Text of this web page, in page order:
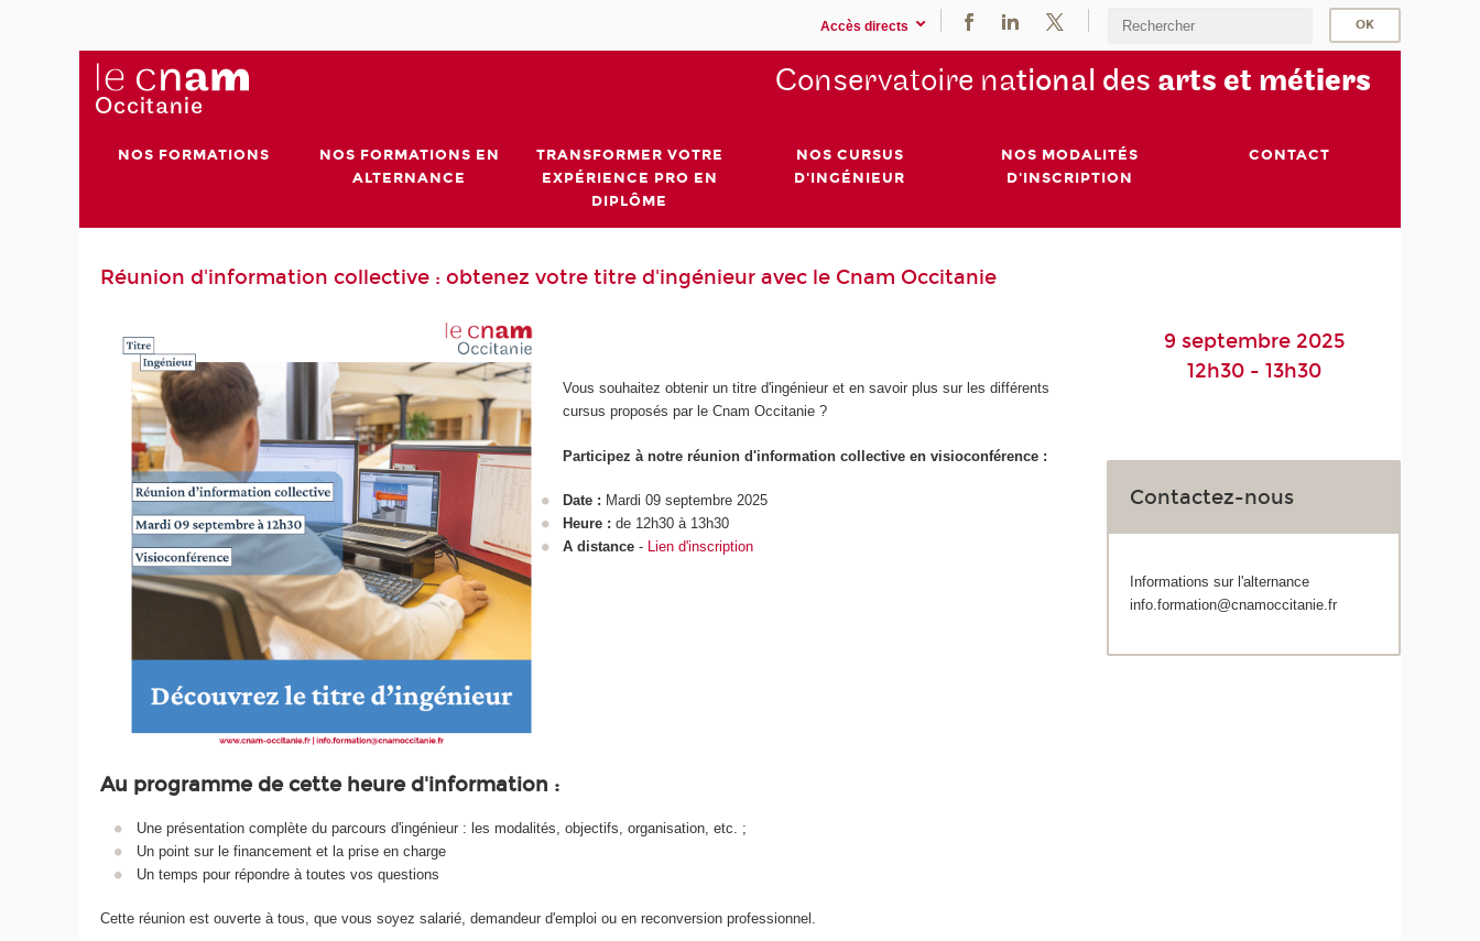
Accès directs
Conservatoire national des arts et métiers
NOS FORMATIONS
NOS FORMATIONS EN
ALTERNANCE
TRANSFORMER VOTRE
EXPÉRIENCE PRO EN
DIPLÔME
NOS CURSUS
D'INGÉNIEUR
NOS MODALITÉS
D'INSCRIPTION
CONTACT
Réunion d'information collective : obtenez votre titre d'ingénieur avec le Cnam Occitanie
Vous souhaitez obtenir un titre d'ingénieur et en savoir plus sur les différents
cursus proposés par le Cnam Occitanie ?
Participez à notre réunion d'information collective en visioconférence :
Date : Mardi 09 septembre 2025
Heure : de 12h30 à 13h30
A distance- Lien d'inscription
Au programme de cette heure d'information :
Une présentation complète du parcours d'ingénieur : les modalités, objectifs, organisation, etc. ;
Un point sur le financement et la prise en charge
Un temps pour répondre à toutes vos questions
Cette réunion est ouverte à tous, que vous soyez salarié, demandeur d'emploi ou en reconversion professionnel.
9 septembre 2025
12h30 - 13h30
Contactez-nous
Informations sur l'alternance
info.formation@cnamoccitanie.fr